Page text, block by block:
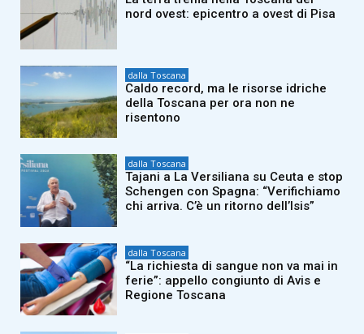
nord ovest: epicentro a ovest di Pisa
dalla Toscana
Caldo record, ma le risorse idriche
della Toscana per ora non ne
risentono
dalla Toscana
Tajani a La Versiliana su Ceuta e stop
Schengen con Spagna: “Verifichiamo
chi arriva. C’è un ritorno dell’Isis”
dalla Toscana
“La richiesta di sangue non va mai in
ferie”: appello congiunto di Avis e
Regione Toscana